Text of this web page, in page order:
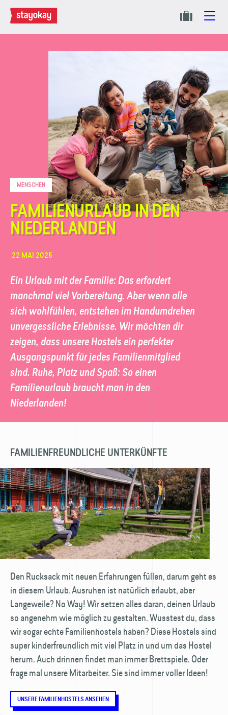
MENSCHEN
FAMILIENURLAUB IN DEN
NIEDERLANDEN
22 MAI 2025
Ein Urlaub mit der Familie: Das erfordert
manchmal viel Vorbereitung. Aber wenn alle
sich wohlfühlen, entstehen im Handumdrehen
unvergessliche Erlebnisse. Wir möchten dir
zeigen, dass unsere Hostels ein perfekter
Ausgangspunkt für jedes Familienmitglied
sind. Ruhe, Platz und Spaß: So einen
Familienurlaub braucht man in den
Niederlanden!
FAMILIENFREUNDLICHE UNTERKÜNFTE
Den Rucksack mit neuen Erfahrungen füllen, darum geht es
in diesem Urlaub. Ausruhen ist natürlich erlaubt, aber
Langeweile? No Way! Wir setzen alles daran, deinen Urlaub
so angenehm wie möglich zu gestalten. Wusstest du, dass
wir sogar echte Familienhostels haben? Diese Hostels sind
super kinderfreundlich mit viel Platz in und um das Hostel
herum. Auch drinnen findet man immer Brettspiele. Oder
frage mal unsere Mitarbeiter. Sie sind immer voller Ideen!
UNSERE FAMILIENHOSTELS ANSEHEN